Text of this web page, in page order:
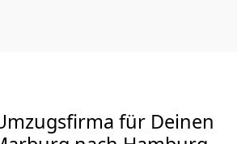
für Deinen